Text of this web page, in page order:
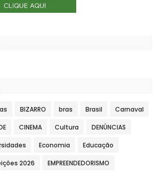
BIZARRO bras Brasil Carnaval
CINEMA Cultura DENÚNCIAS
Economia Educação
2026 EMPREENDEDORISMO